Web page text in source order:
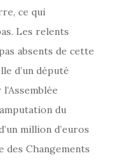
ce qui
Les relents
absents de cette
d’un député
du
million d’euros
des Changements